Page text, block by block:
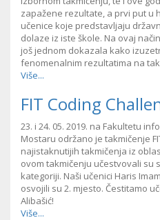
zapažene rezultate, a prvi put u
učenice koje predstavljaju
dolaze iz iste škole. Na ovaj
još jednom dokazala kako
fenomenalnim rezultatima na
Više...
FIT Coding
23. i 24. 05. 2019. na Fakultetu
Mostaru održano je takmičenje
najistaknutijih takmičenja iz
ovom takmičenju učestvovali su
kategoriji. Naši učenici Haris
osvojili su 2. mjesto. Čestitamo
Alibašić!
Više...